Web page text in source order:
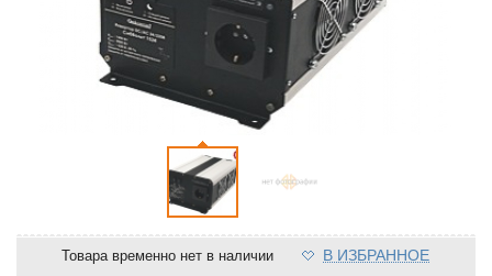
Товара временно нет в наличии В ИЗБРАННОЕ